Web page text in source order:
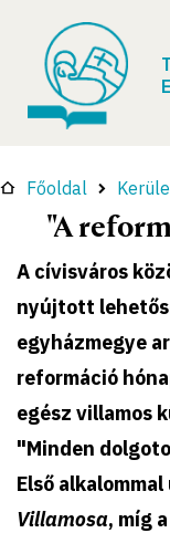
Főoldal
"A
A cívisváros
nyújtott
egyházmegye
reformáció
egész villamos
"Minden
Első
Villamosa, míg